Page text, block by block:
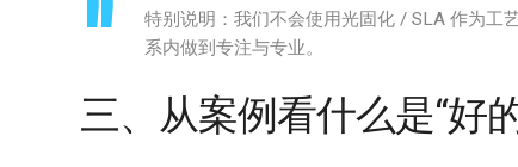
特别说明：我们不会使用光固化 / SLA 作为工
系内做到专注与专业。
三、从案例看什么是“好